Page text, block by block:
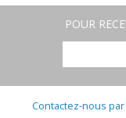
POUR
Contactez-nous par